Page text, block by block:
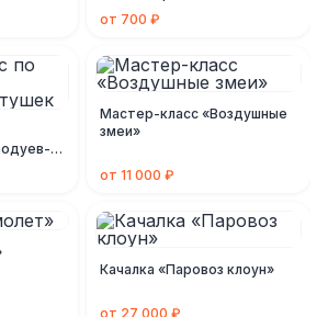
воздушных шаров»
от 700 ₽
Мастер-класс «Воздушные
змеи»
от 11 000 ₽
Качалка «Паровоз клоун»
от 27 000 ₽